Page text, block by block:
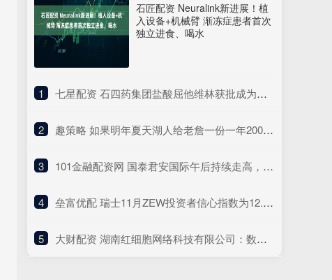
石匠配资 Neuralink新进展！植
入设备+机械臂 渐冻症患者首次
独立进食、喝水
1 ​七星配资 石四药集团盐酸屈他维林获批成为在上市制剂使用的原料药
2 ​趣策略 如果明年夏天湖人给老詹一份一年2000万的合同，老詹会接受吗？_詹姆斯_续约_球员
3 ​101金融配资网 国泰君安国际午后持续走高，一度涨超150%
4 ​垒富优配 瑞士11月ZEW投资者信心指数为12.2，前值为-7.7
5 ​大财配资 湖南红细胞网络科技有限公司：数据分析的重要性与核心技术分支_折线图_桑基图_关联规则